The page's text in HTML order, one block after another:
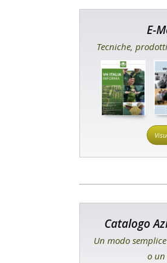
E-
Tecniche,
Catalogo
Un modo
o